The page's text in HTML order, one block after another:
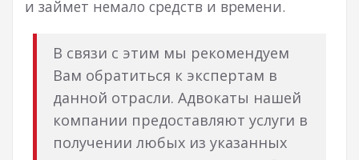
и займет немало средств и времени.
В связи с этим мы рекомендуем
Вам обратиться к экспертам в
данной отрасли. Адвокаты нашей
компании предоставляют услуги в
получении любых из указанных